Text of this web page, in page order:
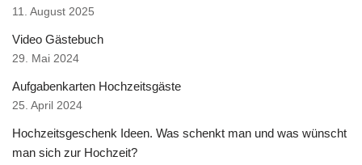
11. August 2025
Video Gästebuch
29. Mai 2024
Aufgabenkarten Hochzeitsgäste
25. April 2024
Hochzeitsgeschenk Ideen. Was schenkt man und was wünscht
man sich zur Hochzeit?